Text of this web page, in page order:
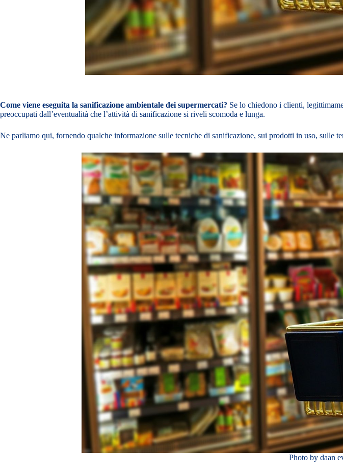
Come viene eseguita la sanificazione ambientale dei supermercati? Se lo chiedono i clienti,
preoccupati dall’eventualità che l’attività di sanificazione si riveli scomoda e lunga.
Ne parliamo qui, fornendo qualche informazione sulle tecniche di sanificazione, sui prodotti in uso, sulle
Photo by daan